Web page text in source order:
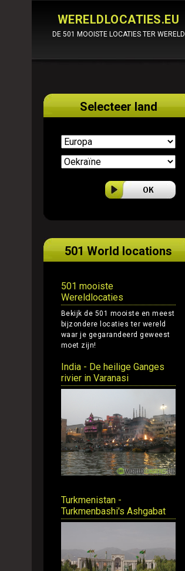
WERELDLOCATIES.EU
DE 501 MOOISTE LOCATIES TER WERELD
Selecteer land
501 World locations
501 mooiste
Wereldlocaties
Bekijk de 501 mooiste en meest
bijzondere locaties ter wereld
waar je gegarandeerd geweest
moet zijn!
India - De heilige Ganges
rivier in Varanasi
Turkmenistan -
Turkmenbashi's Ashgabat